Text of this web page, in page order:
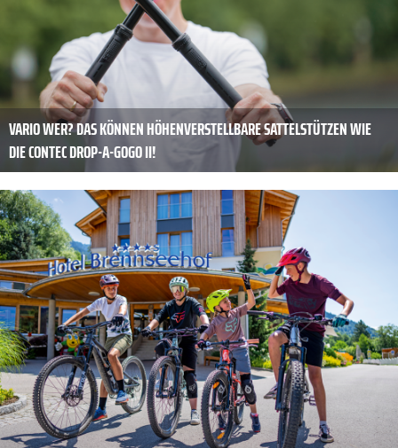
VARIO WER? DAS KÖNNEN HÖHENVERSTELLBARE SATTELSTÜTZEN WIE
DIE CONTEC DROP-A-GOGO II!